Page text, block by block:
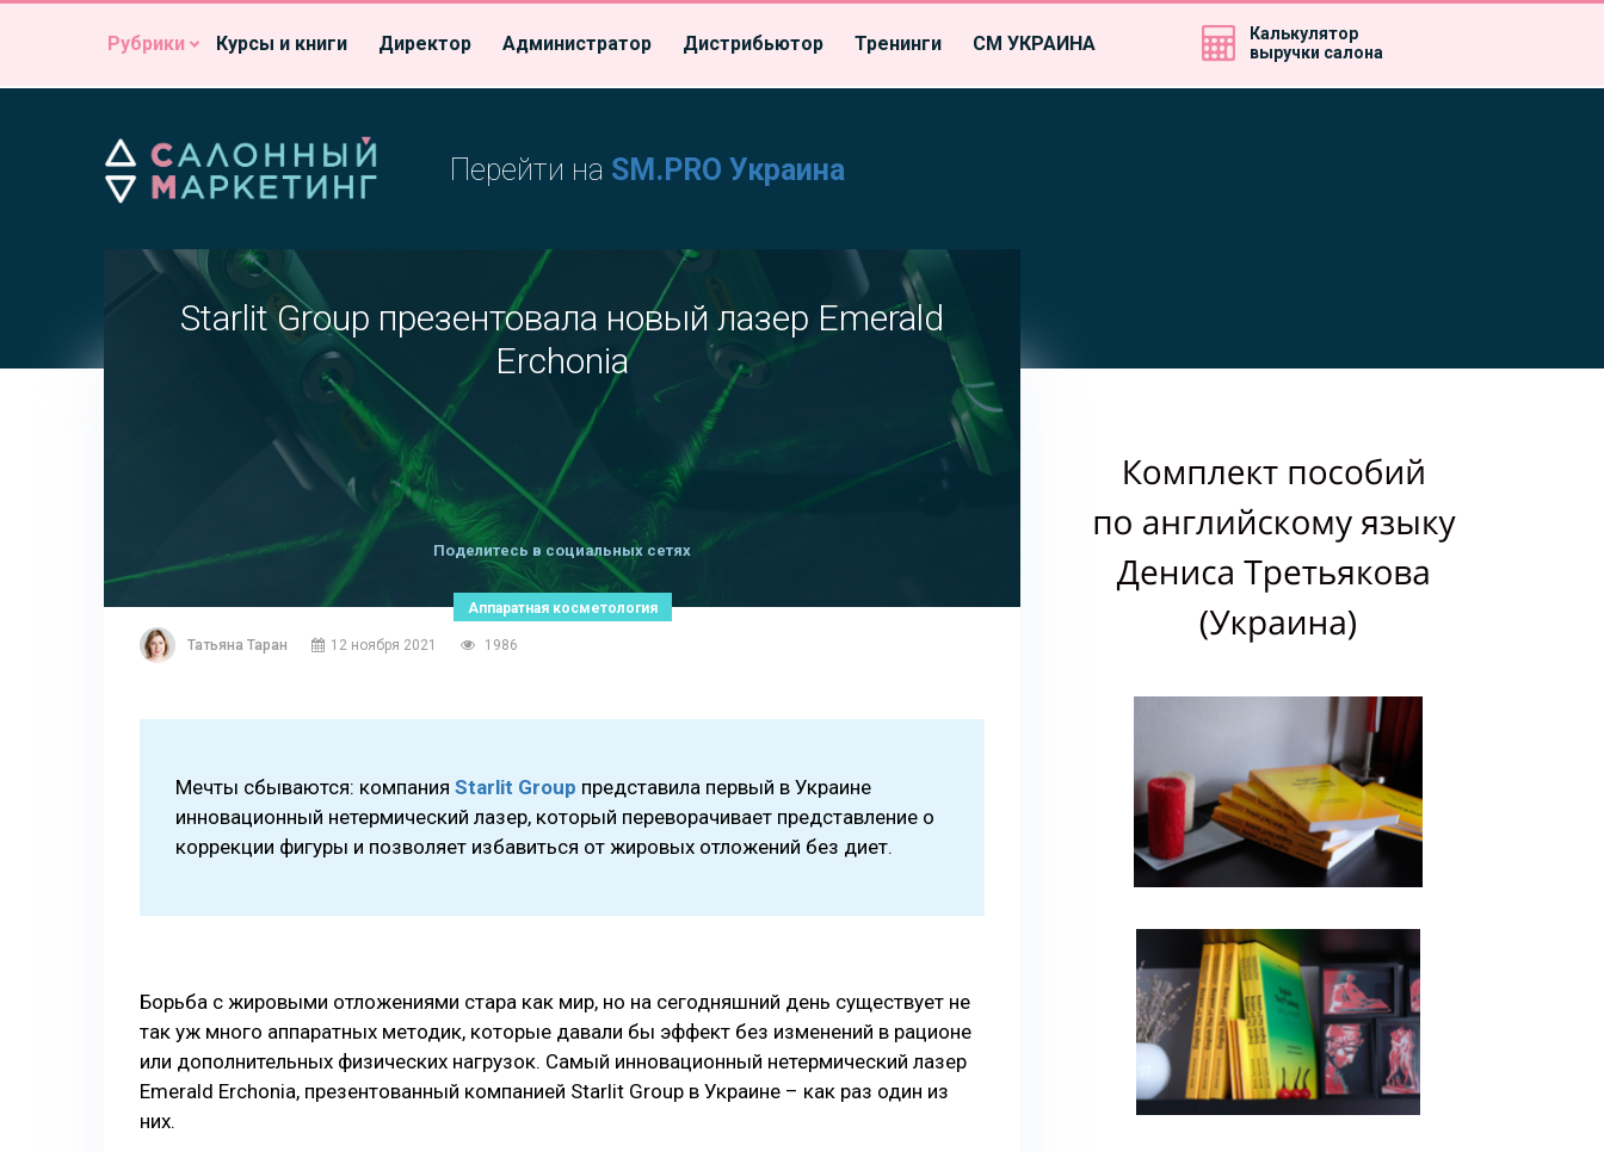
Рубрики Курсы и книги Директор Администратор Дистрибьютор Тренинги СМ УКРАИНА
Калькулятор
выручки салона
Перейти на SM.PRO Украина
Starlit Group презентовала новый лазер Emerald
Erchonia
Поделитесь в социальных сетях
Аппаратная косметология
Татьяна Таран 12 ноября 2021 1986
Мечты сбываются: компания Starlit Group представила первый в Украине
инновационный нетермический лазер, который переворачивает представление о
коррекции фигуры и позволяет избавиться от жировых отложений без диет.
Борьба с жировыми отложениями стара как мир, но на сегодняшний день существует не
так уж много аппаратных методик, которые давали бы эффект без изменений в рационе
или дополнительных физических нагрузок. Самый инновационный нетермический лазер
Emerald Erchonia, презентованный компанией Starlit Group в Украине – как раз один из
них.